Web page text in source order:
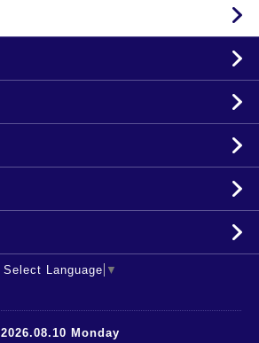
Select Language ▼
2026.08.10 Monday